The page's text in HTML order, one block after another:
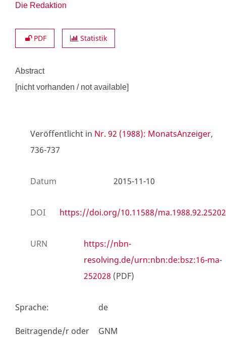
Die Redaktion
PDF Statistik
Abstract
[nicht vorhanden / not available]
Veröffentlicht in Nr. 92 (1988): MonatsAnzeiger,
736-737
Datum 2015-11-10
DOI https://doi.org/10.11588/ma.1988.92.25202
URN
https://nbn-
resolving.de/urn:nbn:de:bsz:16-ma-
252028 (PDF)
Sprache: de
Beitragende/r oder
GNM